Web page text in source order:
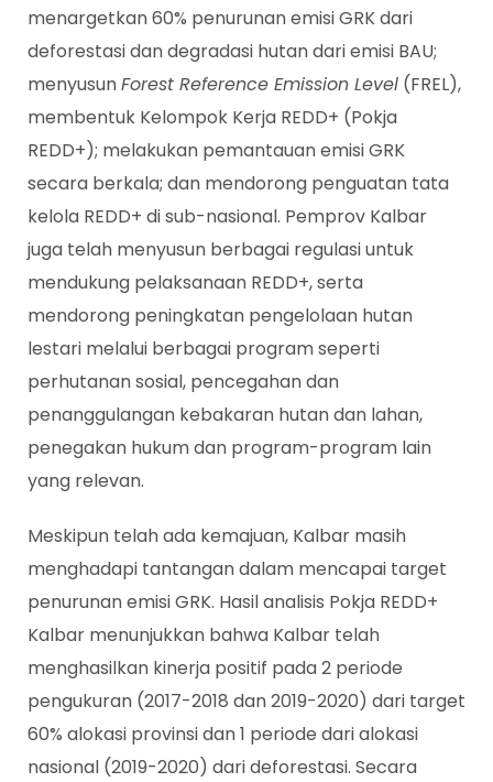
menargetkan 60% penurunan emisi GRK dari
deforestasi dan degradasi hutan dari emisi BAU;
menyusunForest Reference Emission Level (FREL),
membentuk Kelompok Kerja REDD+ (Pokja
REDD+); melakukan pemantauan emisi GRK
secara berkala; dan mendorong penguatan tata
kelola REDD+ di sub-nasional. Pemprov Kalbar
juga telah menyusun berbagai regulasi untuk
mendukung pelaksanaan REDD+, serta
mendorong peningkatan pengelolaan hutan
lestari melalui berbagai program seperti
perhutanan sosial, pencegahan dan
penanggulangan kebakaran hutan dan lahan,
penegakan hukum dan program-program lain
yang relevan.
Meskipun telah ada kemajuan, Kalbar masih
menghadapi tantangan dalam mencapai target
penurunan emisi GRK. Hasil analisis Pokja REDD+
Kalbar menunjukkan bahwa Kalbar telah
menghasilkan kinerja positif pada 2 periode
pengukuran (2017-2018 dan 2019-2020)​ dari target
60% alokasi provinsi dan 1 periode dari alokasi
nasional (2019-2020) dari deforestasi. Secara